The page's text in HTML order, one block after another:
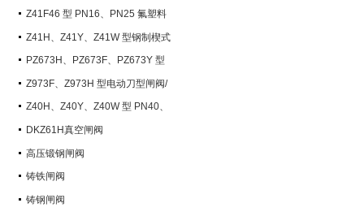
Z41F46 型 PN16、PN25 氟塑料
衬里楔式闸阀
Z41H、Z41Y、Z41W 型钢制楔式
闸阀PZ673H、PZ673F、PZ673Y 型
气动刀型闸阀/刀闸阀
Z973F、Z973H 型电动刀型闸阀/
刀闸阀
Z40H、Z40Y、Z40W 型 PN40、
PN63 钢制楔式闸阀
DKZ61H真空闸阀
高压锻钢闸阀
铸铁闸阀
铸钢闸阀